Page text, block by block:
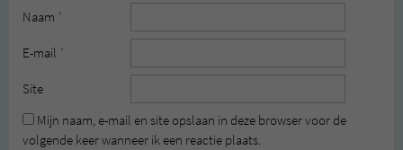
Naam *
E-mail *
Site
Mijn naam, e-mail en site opslaan in deze browser voor de
volgende keer wanneer ik een reactie plaats.